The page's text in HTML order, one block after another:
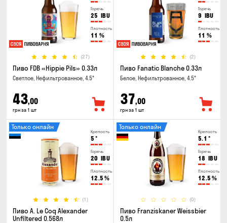
Горечь
25 IBU
Плотность
11 %
(27)
Пиво FDB «Hippie Pils» 0.33л
Светлое, Нефильтрованное, 4.5°
43,00
грн за 1 шт
Горечь
9 IBU
Плотность
11 %
(2)
Пиво Fanatic Blanche 0.33л
Белое, Нефильтрованное, 4.5°
37,00
грн за 1 шт
Крепость
5 °
Горечь
20 IBU
Плотность
12.5 %
(1)
Только онлайн
Пиво A. Le Coq Alexander
Unfiltered 0.568л
Крепость
5.1 °
Горечь
18 IBU
Плотность
12.5 %
(0)
Только онлайн
Пиво Franziskaner Weissbier
0.5л